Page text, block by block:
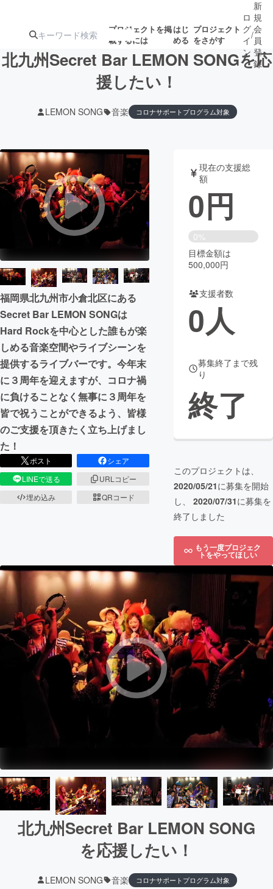
プロジェクトを掲
載するには
はじ
める
プロジェクト
をさがす
ターン
注目の新着プロ
ジェクト
募集終了が近いプ
ロジェクト
もうすぐ公開
されます
アート・写真 音楽
テクノロジー・ガジェット ゲーム・サ
映像・映画 書籍・雑誌
ビジネス・起業 チャレンジ
まちづくり・地域活性化
CAMPFIRE for Social Good
CAMPFIRE Creation
CAMPFIREふるさと納税machi-ya
ロ
グ
イ
ン
/
新
規
会
員
登
録
北九州Secret Bar LEMON SONGを応
援したい！
LEMON SONG 音楽 コロナサポートプログラム対象
福岡県北九州市小倉北区にある
Secret Bar LEMON SONGは
Hard Rockを中心とした誰もが楽
しめる音楽空間やライブシーンを
提供するライブバーです。今年末
に３周年を迎えますが、コロナ禍
に負けることなく無事に３周年を
皆で祝うことができるよう、皆様
のご支援を頂きたく立ち上げまし
た！
ポスト
シェア
LINEで送る
URLコピー
埋め込み
QRコード
現在の支援総
額
0円
0%
目標金額は
500,000円
支援者数
0人
募集終了まで残
り
終了
このプロジェクトは、
2020/05/21に募集を開始
し、 2020/07/31に募集を
終了しました
もう一度プロジェク
トをやってほしい
北九州Secret Bar LEMON SONG
を応援したい！
LEMON SONG 音楽 コロナサポートプログラム対象